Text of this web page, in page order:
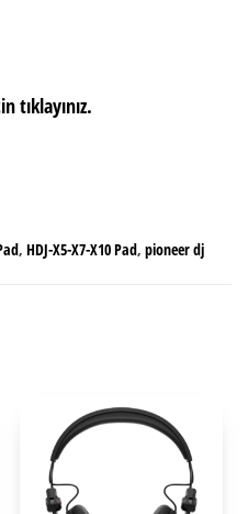
tıklayınız.
, HDJ-X5-X7-X10 Pad, pioneer dj